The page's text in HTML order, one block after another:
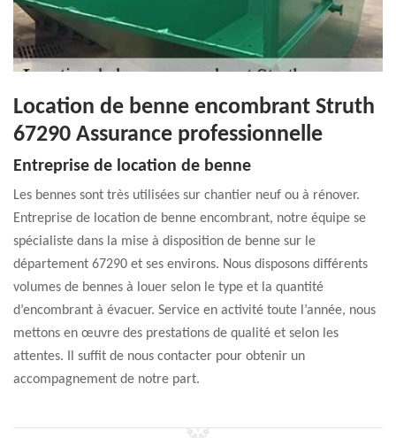
Location de benne encombrant Struth
67290 Assurance professionnelle
Entreprise de location de benne
Les bennes sont très utilisées sur chantier neuf ou à rénover.
Entreprise de location de benne encombrant, notre équipe se
spécialiste dans la mise à disposition de benne sur le
département 67290 et ses environs. Nous disposons différents
volumes de bennes à louer selon le type et la quantité
d’encombrant à évacuer. Service en activité toute l’année, nous
mettons en œuvre des prestations de qualité et selon les
attentes. Il suffit de nous contacter pour obtenir un
accompagnement de notre part.